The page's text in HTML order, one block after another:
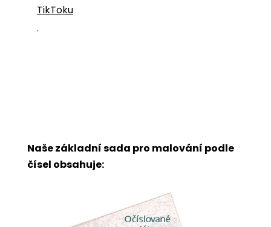
TikToku
.
Naše základní sada pro malování podle
čísel obsahuje: